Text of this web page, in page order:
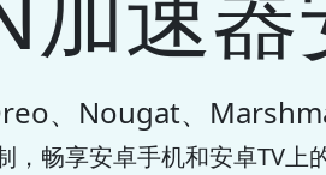
、Nougat、
，畅享安卓手机和安卓TV上